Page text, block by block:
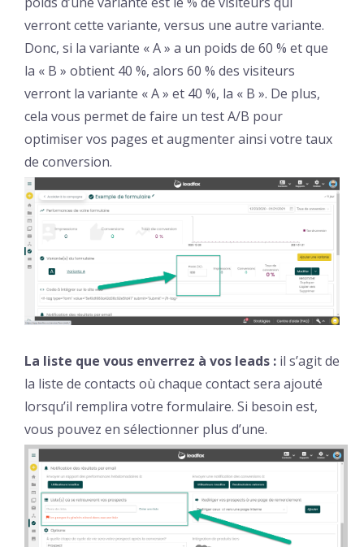
verront cette variante, versus une autre variante.
Donc, si la variante « A » a un poids de 60 % et que
la « B » obtient 40 %, alors 60 % des visiteurs
verront la variante « A » et 40 %, la « B ». De plus,
cela vous permet de faire un test A/B pour
optimiser vos pages et augmenter ainsi votre taux
de conversion.
La liste que vous enverrez à vos leads : il s’agit de
la liste de contacts où chaque contact sera ajouté
lorsqu’il remplira votre formulaire. Si besoin est,
vous pouvez en sélectionner plus d’une.